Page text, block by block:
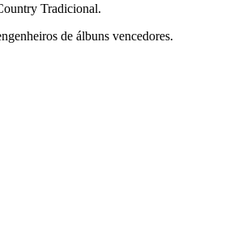
Tradicional.
de álbuns vencedores.